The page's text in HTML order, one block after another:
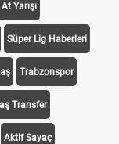
At Yarışı
Süper Lig Haberleri
Trabzonspor
Transfer
Aktif Sayaç